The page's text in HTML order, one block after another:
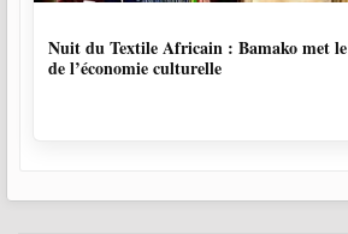
Nuit du Textile Africain : Bamako met
de l’économie culturelle